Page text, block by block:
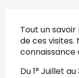
Tout un savoir
de ces visites.
connaissance
Du 1° Juillet au